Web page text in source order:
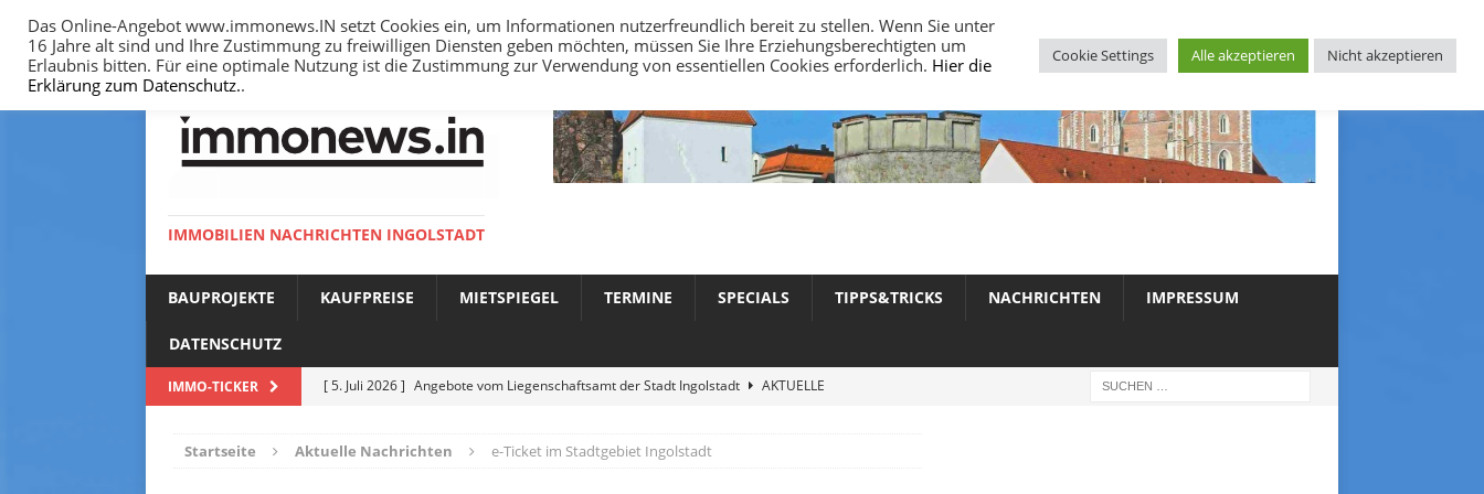
HOME IMPRESSUM DATENSCHUTZ
IMMOBILIEN NACHRICHTEN INGOLSTADT
BAUPROJEKTE KAUFPREISE MIETSPIEGEL TERMINE SPECIALS TIPPS&TRICKS NACHRICHTEN IMPRESSUM
DATENSCHUTZ
IMMO-TICKER [ 5. Juli 2026 ] Angebote vom Liegenschaftsamt der Stadt Ingolstadt
AKTUELLE
[ 14. Juni 2026 ] Bodenrichtwerte 2026 in Ingolstadt
AKTUELLE NACHRICHTEN
Startseite Aktuelle Nachrichten e-Ticket im Stadtgebiet Ingolstadt
Das Online-Angebot www.immonews.IN setzt Cookies ein, um Informationen nutzerfreundlich bereit zu stellen. Wenn Sie unter
16 Jahre alt sind und Ihre Zustimmung zu freiwilligen Diensten geben möchten, müssen Sie Ihre Erziehungsberechtigten um
Erlaubnis bitten. Für eine optimale Nutzung ist die Zustimmung zur Verwendung von essentiellen Cookies erforderlich. Hier die
Erklärung zum Datenschutz..
Cookie Settings Alle akzeptieren Nicht akzeptieren